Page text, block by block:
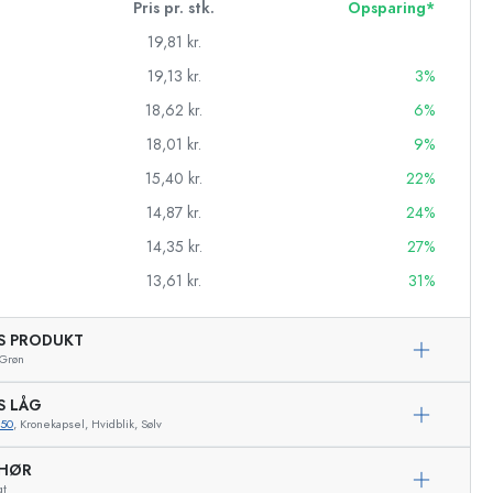
Pris pr. stk.
Opsparing*
19,81 kr.
19,13 kr.
3%
18,62 kr.
6%
18,01 kr.
9%
15,40 kr.
22%
14,87 kr.
24%
14,35 kr.
27%
13,61 kr. 31%
PRODUKT
Grøn
LÅG
, Kronekapsel, Hvidblik, Sølv